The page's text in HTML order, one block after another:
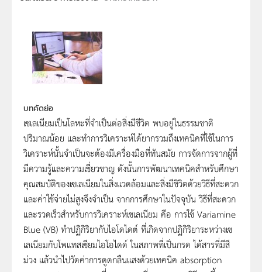
บทคัดย่อ
เซเลเนียมเป็นโลหะที่จำเป็นต่อสิ่งมีชีวิต พบอยู่ในธรรมชาติ
ปริมาณน้อย และทำการวิเคราะห์ได้ยากรวมถึงเทคนิคที่ใช้ในการ
วิเคราะห์นั้นจำเป็นจะต้องมีเครื่องมือที่ทันสมัย การจัดการจากผู้ที่
มีความรู้และความเชี่ยวชาญ ดังนั้นการพัฒนาเทคนิคสำหรับศึกษา
คุณสมบัติของเซเลเนียมในสิ่งแวดล้อมและสิ่งมีชิวิตด้วยวิธีที่สะดวก
และค่าใช้จ่ายไม่สูงจึงจำเป็น จากการศึกษาในปัจจุบัน วิธีที่สะดวก
และรวดเร็วสำหรับการวิเคราะห์เซเลเนียม คือ การใช้ Variamine
Blue (VB) ทำปฏิกิริยากับไอโดไดต์ ที่เกิดจากปฏิกิริยาระหว่างเซ
เลเนียมกับโพแทสเซียมไอโอไดด์ ในสภาพที่เป็นกรด ได้สารที่มีสี
ม่วง แล้วนำไปวัดค่าการดูดกลืนแสงด้วยเทคนิค absorption